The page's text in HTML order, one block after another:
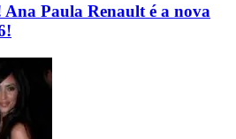
Paula Renault é a nova